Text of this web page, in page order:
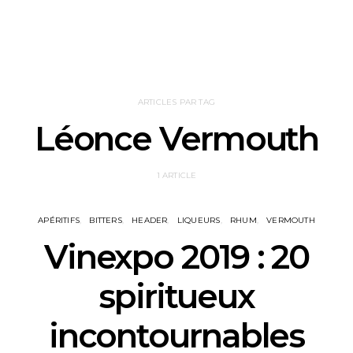
ARTICLES PAR TAG
Léonce Vermouth
1 ARTICLE
APÉRITIFS BITTERS HEADER LIQUEURS RHUM VERMOUTH
Vinexpo 2019 : 20
spiritueux
incontournables